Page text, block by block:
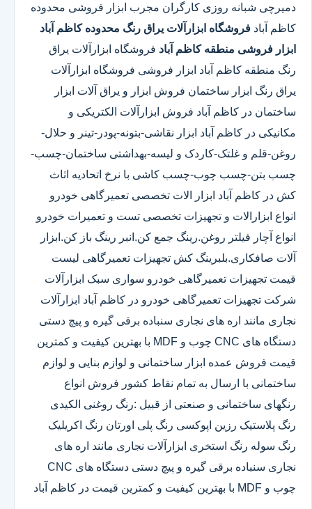
دمیرچی شبانه روزی کارگران مجرب ابزار فروشی محدوده
کاظم آباد فروشگاه ابزارآلات یراق رنگ محدوده کاظم آباد
ابزار فروشی منطقه کاظم آباد فروشگاه ابزارآلات یراق
رنگ منطقه کاظم آباد ابزار فروشی فروشگاه ابزارآلات
یراق رنگ ابزار ساختمان فروش ابزار و یراق آلات ابزار
ساختمان در کاظم آباد فروش ابزارآلات الکتریکی و
مکانیکی در کاظم آباد ابزار نقاشی-بتونه-پودر-تینر و حلال-
روغن-قلم و غلتک-کاردک و لیسه-بهداشتی ساختمان-چسب-
چسب بتن-چسب چوب-چسب کاشی با نرخ اتحادیه اثاث
کش در کاظم آباد ابزار الات تخصصی تعمیرگاهی خودرو
انواع ابزارالات و تجهیزات تخصصی تست و تعمیرات خودرو
انواع آچار فیلتر روغن.رینگ جمع کن.انبر رینگ باز کن.ابزار
آلات صافکاری.بلبرینگ کش تجهیزات تعمیرگاهی لیست
قیمت تجهیزات تعمیرگاهی خودرو سواری سبک ابزارآلات
شرکت تجهیزات تعمیرگاهی خودرو در کاظم آباد ابزارآلات
نجاری مانند اره های نجاری سنباده برقی گیره و پیچ دستی
دستگاه های CNC چوب و MDF با بهترین کیفیت و کمترین
قیمت فروش عمده ابزار ساختمانی و لوازم بنایی و لوازم
ساختمانی با ارسال به تمام نقاط کشور فروش انواع
رنگهای ساختمانی و صنعتی از قبیل :رنگ روغنی الکیدی
رنگ پلاستیک رزین اپوکسی رنگ پلی اورتان رنگ اکریلیک
رنگ سوله رنگ استخری ابزارآلات نجاری مانند اره های
نجاری سنباده برقی گیره و پیچ دستی دستگاه های CNC
چوب و MDF با بهترین کیفیت و کمترین قیمت در کاظم آباد